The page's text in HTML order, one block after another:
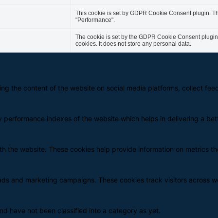
This cookie is set by GDPR Cookie Consent plugin.
"Performance".
The cookie is set by the GDPR Cookie Consent
cookies. It does not store any personal data.
the content of the website on social media platforms, collect
indexes of the website which helps in delivering a
the website. These cookies help provide information on metrics
and marketing campaigns. These cookies track visitors across
have not been classified into a category as yet.